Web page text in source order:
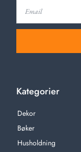
Kategorier
Dekor
Bøker
Husholdning